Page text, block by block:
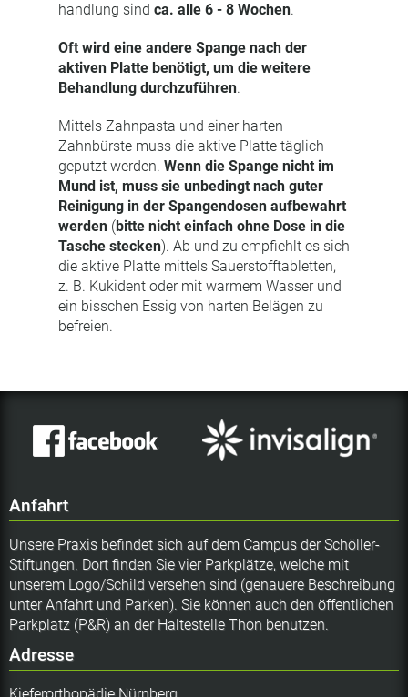
handlung sind ca. alle 6 - 8 Wochen.
Oft wird eine andere Spange nach der
aktiven Platte benötigt, um die weitere
Behandlung durchzuführen.
Mittels Zahnpasta und einer harten
Zahnbürste muss die aktive Platte täglich
geputzt werden. Wenn die Spange nicht im
Mund ist, muss sie unbedingt nach guter
Reinigung in der Spangendosen aufbewahrt
werden (bitte nicht einfach ohne Dose in die
Tasche stecken). Ab und zu empfiehlt es sich
die aktive Platte mittels Sauerstofftabletten,
z. B. Kukident oder mit warmem Wasser und
ein bisschen Essig von harten Belägen zu
befreien.
Adresse
Anfahrt
Unsere Praxis befindet sich auf dem Campus der Schöller-
Stiftungen. Dort finden Sie vier Parkplätze, welche mit
unserem Logo/Schild versehen sind (genauere Beschreibung
unter Anfahrt und Parken). Sie können auch den öffentlichen
Parkplatz (P&R) an der Haltestelle Thon benutzen.